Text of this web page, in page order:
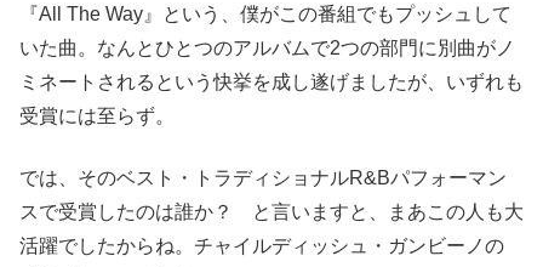
『All The Way』という、僕がこの番組でもプッシュして
いた曲。なんとひとつのアルバムで2つの部門に別曲がノ
ミネートされるという快挙を成し遂げましたが、いずれも
受賞には至らず。
では、そのベスト・トラディショナルR&Bパフォーマン
スで受賞したのは誰か？ と言いますと、まあこの人も大
活躍でしたからね。チャイルディッシュ・ガンビーノの